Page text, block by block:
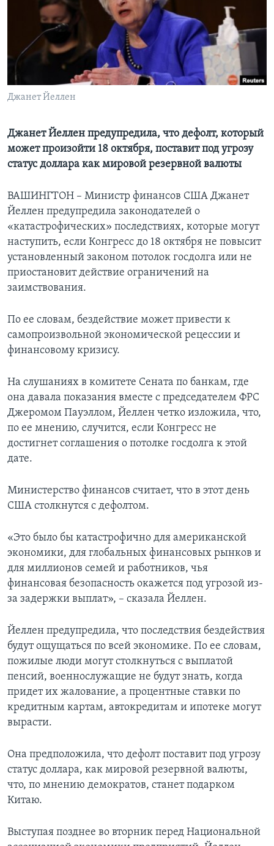
Learning English
СОЦИАЛЬНЫЕ СЕТИ
Джанет Йеллен
Джанет Йеллен предупредила, что дефолт, который
может произойти 18 октября, поставит под угрозу
статус доллара как мировой резервной валюты
ВАШИНГТОН – Министр финансов США Джанет
Йеллен предупредила законодателей о
«катастрофических» последствиях, которые могут
наступить, если Конгресс до 18 октября не повысит
установленный законом потолок госдолга или не
приостановит действие ограничений на
заимствования.
По ее словам, бездействие может привести к
самопроизвольной экономической рецессии и
финансовому кризису.
На слушаниях в комитете Сената по банкам, где
она давала показания вместе с председателем ФРС
Джеромом Пауэллом, Йеллен четко изложила, что,
по ее мнению, случится, если Конгресс не
достигнет соглашения о потолке госдолга к этой
дате.
Министерство финансов считает, что в этот день
США столкнутся с дефолтом.
«Это было бы катастрофично для американской
экономики, для глобальных финансовых рынков и
для миллионов семей и работников, чья
финансовая безопасность окажется под угрозой из-
за задержки выплат», – сказала Йеллен.
Йеллен предупредила, что последствия бездействия
будут ощущаться по всей экономике. По ее словам,
пожилые люди могут столкнуться с выплатой
пенсий, военнослужащие не будут знать, когда
придет их жалование, а процентные ставки по
кредитным картам, автокредитам и ипотеке могут
вырасти.
Она предположила, что дефолт поставит под угрозу
статус доллара, как мировой резервной валюты,
что, по мнению демократов, станет подарком
Китаю.
Выступая позднее во вторник перед Национальной